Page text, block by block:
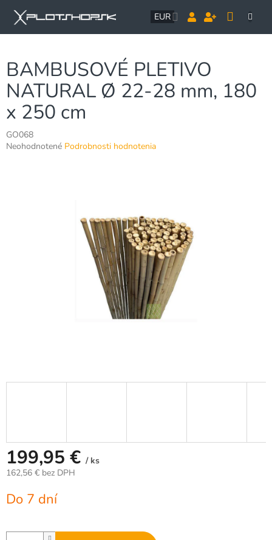
obsah
EUR
BAMBUSOVÉ PLETIVO
NATURAL Ø 22-28 mm, 180
x 250 cm
GO068
Priemerné
Neohodnotené Podrobnosti hodnotenia
199,95 € / ks
162,56 € bez DPH
cena:
Do 7 dní